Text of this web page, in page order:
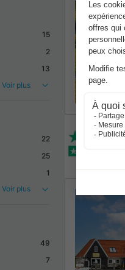
15
2
13
Voir plus
22
25
1
Voir plus
49
7